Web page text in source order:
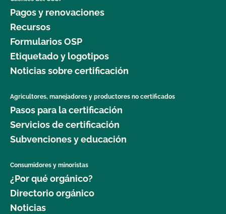
Pagos y renovaciones
Recursos
Formularios OSP
Etiquetado y logotipos
Noticias sobre certificación
Agricultores, manejadores y productores no certificados
Pasos para la certificación
Servicios de certificación
Subvenciones y educación
Consumidores y minoristas
¿Por qué orgánico?
Directorio orgánico
Noticias